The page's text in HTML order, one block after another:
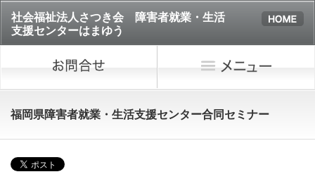
社会福祉法人さつき会 障害者就業・生活
支援センターはまゆう
福岡県障害者就業・生活支援センター合同セミナー